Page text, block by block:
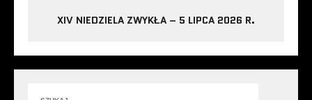
XIV NIEDZIELA ZWYKŁA – 5 LIPCA 2026 R.